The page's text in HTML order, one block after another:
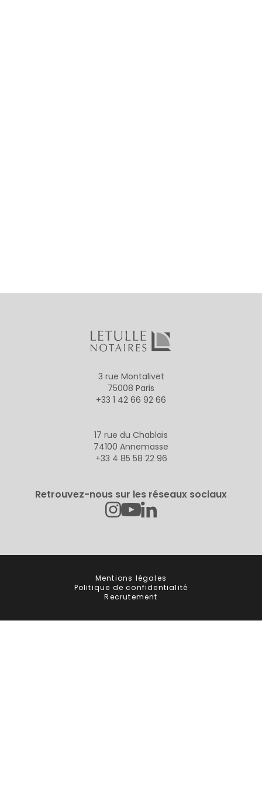
3 rue Montalivet
75008 Paris
+33 1 42 66 92 66
17 rue du Chablais
74100 Annemasse
+33 4 85 58 22 96
Retrouvez-nous sur les réseaux sociaux
Instagram
YoutubeLinkedin
Mentions légales
Politique de confidentialité
Recrutement